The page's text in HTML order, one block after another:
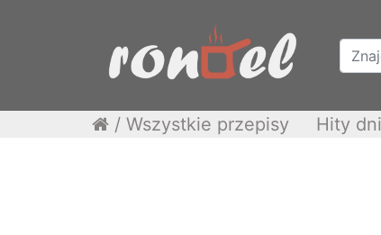
/ Wszystkie przepisy Hity